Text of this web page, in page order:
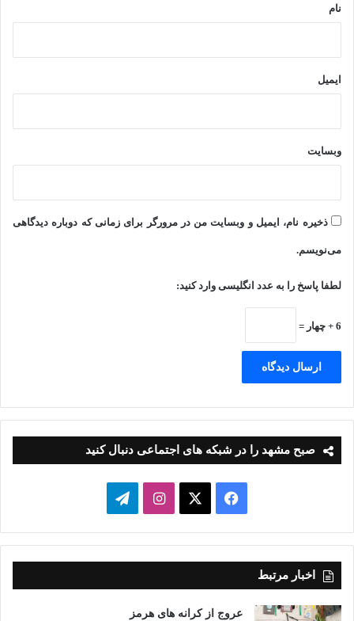
y
گذ
نام
ایمیل
وبسایت
ذخیره نام، ایمیل و وبسایت من در مرورگر برای زمانی که دوباره دیدگاهی
می‌نویسم.
لطفا پاسخ را به عدد انگلیسی وارد کنید:
6 + چهار =
صبح مشهد را در شبکه های اجتماعی دنبال کنید
فیسبوک ایکساینستاگرامتلگرام
اخبار مرتبط
عروج از کرانه های هرمز